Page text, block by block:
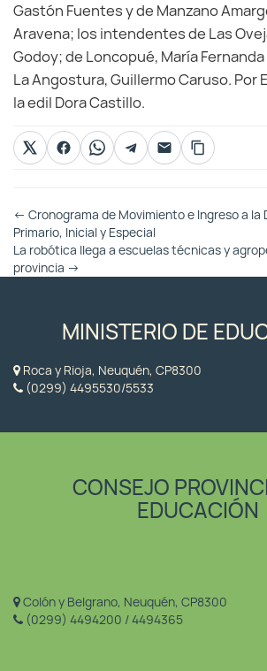
Gastón Fuentes y de Manzano
Aravena; los intendentes de Las
Godoy; de Loncopué, María
La Angostura, Guillermo Caruso. Por
la edil Dora Castillo.
Otras
Entradas
← Cronograma de Movimiento e Ingreso a la
Primario, Inicial y Especial
La robótica llega a escuelas técnicas y
provincia →
MINISTERIO DE
Roca y Rioja, Neuquén, CP8300
(0299) 4495530/5533
CONSEJO
EDUCACIÓN
Colón y Belgrano, Neuquén, CP8300
(0299) 4494200 / 4494365